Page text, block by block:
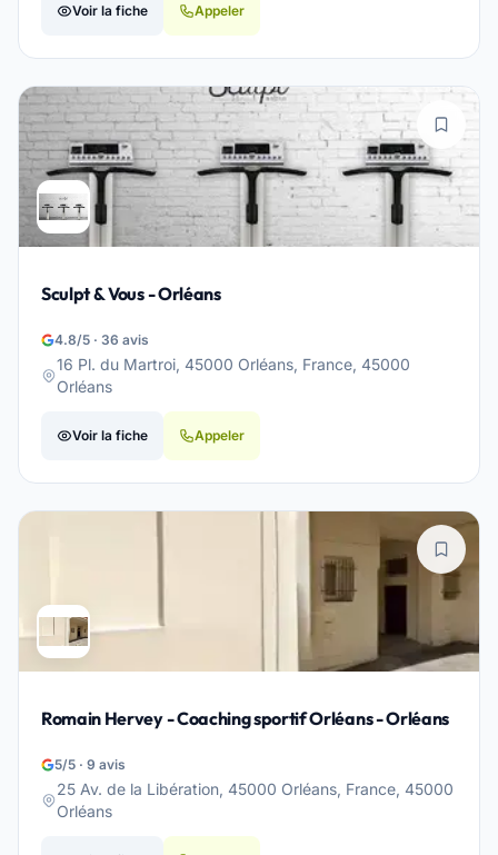
Voir la fiche Appeler
Sculpt & Vous - Orléans
4.8/5 · 36 avis
16 Pl. du Martroi, 45000 Orléans, France, 45000
Orléans
Voir la fiche Appeler
Romain Hervey - Coaching sportif Orléans - Orléans
5/5 · 9 avis
25 Av. de la Libération, 45000 Orléans, France, 45000
Orléans